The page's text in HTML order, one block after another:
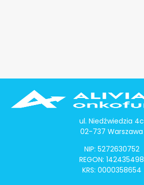
ul. Niedźwiedzia 4c
02-737 Warszawa
NIP: 5272630752
REGON: 142435498
KRS: 0000358654